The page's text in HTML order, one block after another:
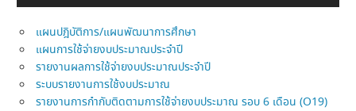
แผนปฎิบัติการ/แผนพัฒนาการศึกษา
แผนการใช้จ่ายงบประมาณประจำปี
รายงานผลการใช้จ่ายงบประมาณประจำปี
ระบบรายงานการใช้งบประมาณ
รายงานการกำกับติดตามการใช้จ่ายงบประมาณ รอบ 6 เดือน (O19)